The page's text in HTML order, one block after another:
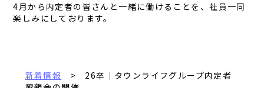
4月から内定者の皆さんと一緒に働けることを、社員一同
楽しみにしております。
新着情報
> 26卒｜タウンライフグループ内定者